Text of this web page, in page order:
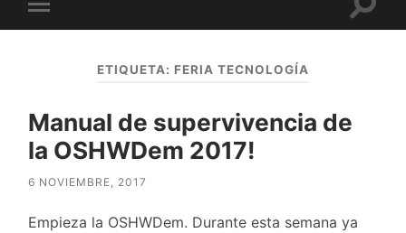
el
ETIQUETA: FERIA TECNOLOGÍA
Manual de supervivencia de
la OSHWDem 2017!
6 NOVIEMBRE, 2017
Empieza la OSHWDem. Durante esta semana ya